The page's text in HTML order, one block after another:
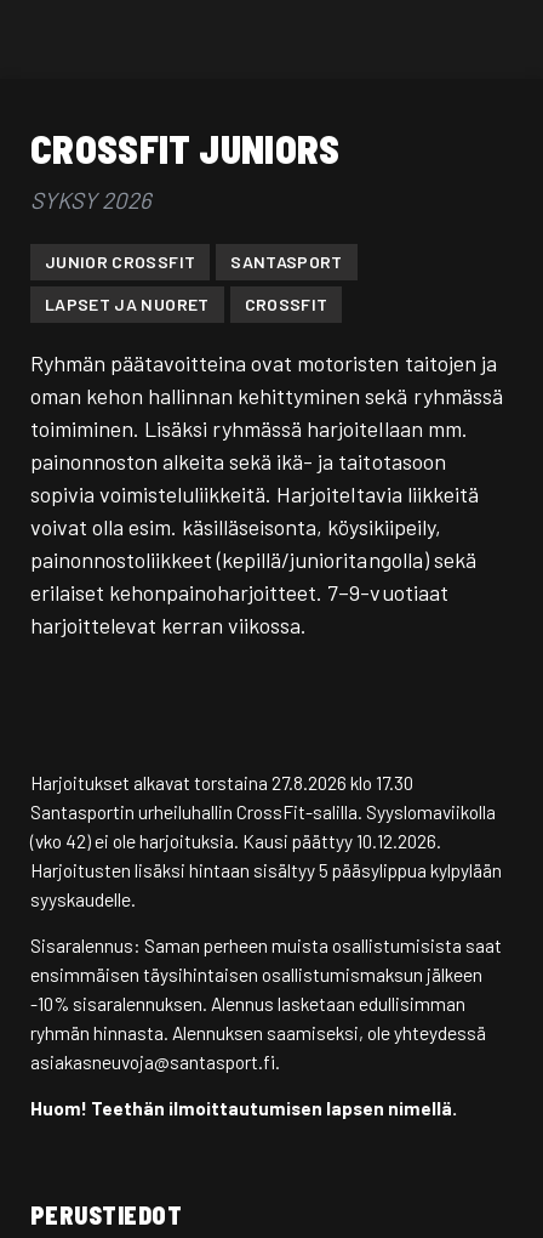
CROSSFIT JUNIORS
SYKSY 2026
JUNIOR CROSSFIT SANTASPORT
LAPSET JA NUORET CROSSFIT
Ryhmän päätavoitteina ovat motoristen taitojen ja
oman kehon hallinnan kehittyminen sekä ryhmässä
toimiminen. Lisäksi ryhmässä harjoitellaan mm.
painonnoston alkeita sekä ikä- ja taitotasoon
sopivia voimisteluliikkeitä. Harjoiteltavia liikkeitä
voivat olla esim. käsilläseisonta, köysikiipeily,
painonnostoliikkeet (kepillä/junioritangolla) sekä
erilaiset kehonpainoharjoitteet. 7–9-vuotiaat
harjoittelevat kerran viikossa.
Harjoitukset alkavat torstaina 27.8.2026 klo 17.30
Santasportin urheiluhallin CrossFit-salilla. Syyslomaviikolla
(vko 42) ei ole harjoituksia. Kausi päättyy 10.12.2026.
Harjoitusten lisäksi hintaan sisältyy 5 pääsylippua kylpylään
syyskaudelle.
Sisaralennus: Saman perheen muista osallistumisista saat
ensimmäisen täysihintaisen osallistumismaksun jälkeen
-10% sisaralennuksen. Alennus lasketaan edullisimman
ryhmän hinnasta. Alennuksen saamiseksi, ole yhteydessä
asiakasneuvoja@santasport.fi.
Huom! Teethän ilmoittautumisen lapsen nimellä.
PERUSTIEDOT